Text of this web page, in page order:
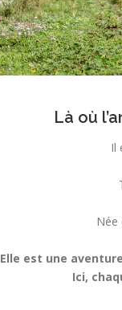
Là où
Il
Née
Elle est une
Ici,